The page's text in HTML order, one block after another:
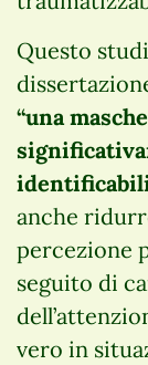
Questo
“una
anche
percezione
seguito di
vero in